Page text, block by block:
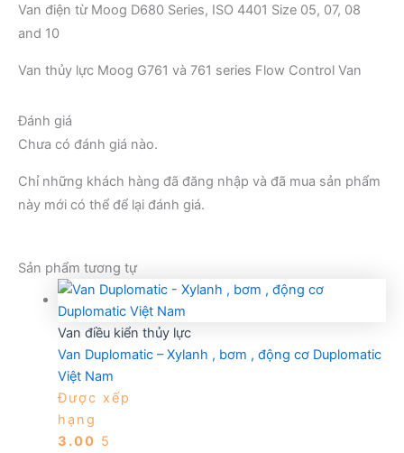
Van điện từ Moog D680 Series, ISO 4401 Size 05, 07, 08
and 10
Van thủy lực Moog G761 và 761 series Flow Control Van
Đánh giá
Chưa có đánh giá nào.
Chỉ những khách hàng đã đăng nhập và đã mua sản phẩm
này mới có thể để lại đánh giá.
Sản phẩm tương tự
Van điều kiển thủy lực
Van Duplomatic – Xylanh , bơm , động cơ Duplomatic
Việt Nam
Được xếp
hạng
3.00 5